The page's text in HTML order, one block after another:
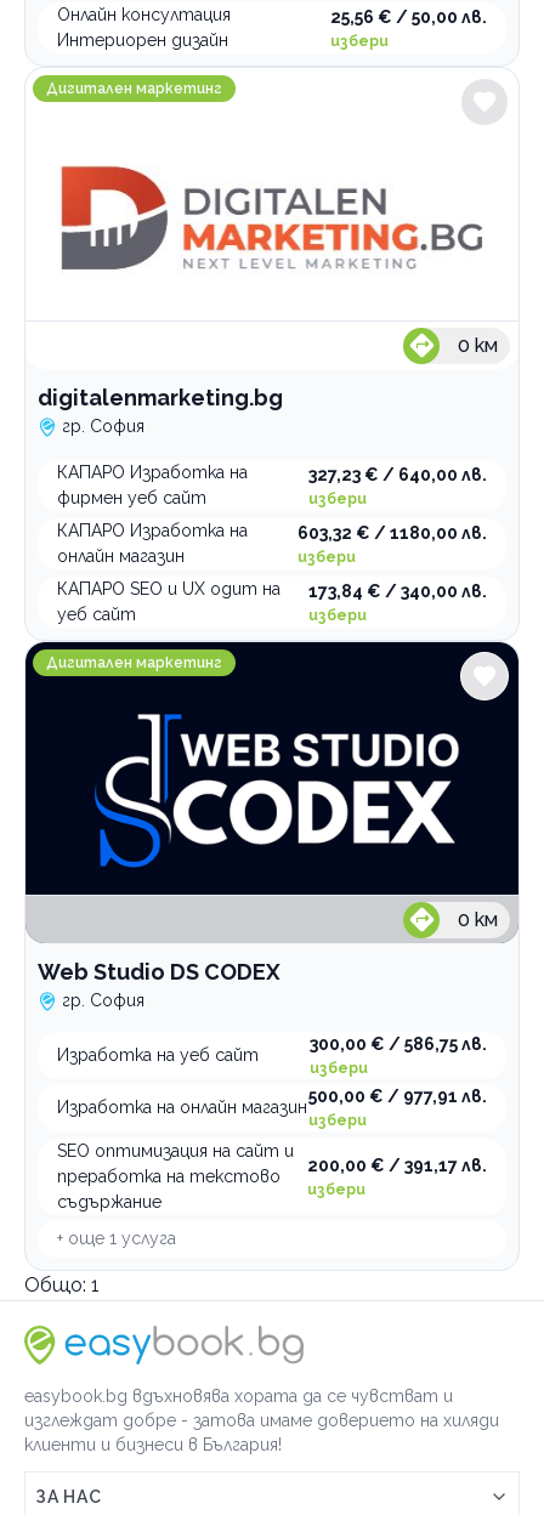
Онлайн консултация
Интериорен дизайн
25,56 € / 50,00 лв.
избери
digitalenmarketing.bg
Дигитален маркетинг
0 км
digitalenmarketing.bg
гр. София
КАПАРО Изработка на
фирмен уеб сайт
327,23 € / 640,00 лв.
избери
КАПАРО Изработка на
онлайн магазин
603,32 € / 1180,00 лв.
избери
КАПАРО SEO и UX одит на
уеб сайт
173,84 € / 340,00 лв.
избери
Web Studio DS CODEX
Дигитален маркетинг
0 км
Web Studio DS CODEX
гр. София
Изработка на уеб сайт
300,00 € / 586,75 лв.
избери
Изработка на онлайн магазин
500,00 € / 977,91 лв.
избери
SEO оптимизация на сайт и
преработка на текстово
съдържание
200,00 € / 391,17 лв.
избери
+ още 1 услуга
Общо: 1
easybook.bg вдъхновява хората да се чувстват и
изглеждат добре - затова имаме доверието на хиляди
клиенти и бизнеси в България!
ЗА НАС